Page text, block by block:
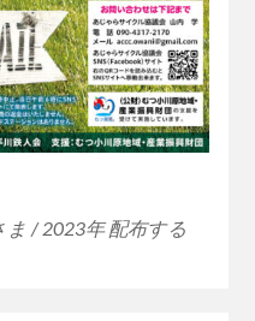
/ 2023年 配布する